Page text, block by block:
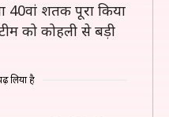
40वां शतक पूरा किया
को कोहली से बड़ी
लिया है